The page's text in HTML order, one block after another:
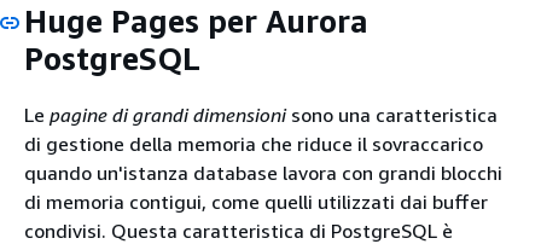
Huge Pages per Aurora
PostgreSQL
Le pagine di grandi dimensionisono una caratteristica
di gestione della memoria che riduce il sovraccarico
quando un'istanza database lavora con grandi blocchi
di memoria contigui, come quelli utilizzati dai buffer
condivisi. Questa caratteristica di PostgreSQL è